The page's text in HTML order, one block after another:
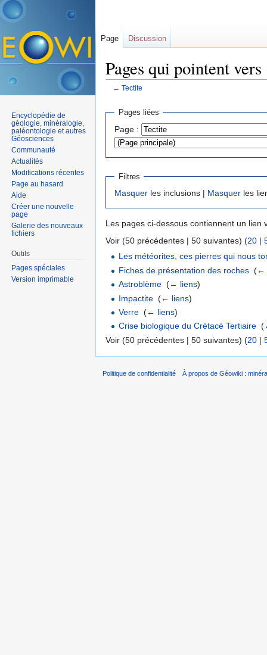
Pages qui pointent
← Tectite
Pages liées
Page :
Filtres
Masquer les inclusions | Masquer les
Les pages ci-dessous contiennent un lien
Voir (50 précédentes | 50 suivantes) (20 |
Les météorites, ces pierres qui nous
Fiches de présentation des roches ‎(←
Astroblème ‎(← liens)
Impactite ‎(← liens)
Verre ‎(← liens)
Crise biologique du Crétacé Tertiaire ‎(
Voir (50 précédentes | 50 suivantes) (20 |
Page Discussion
Encyclopédie de
géologie, minéralogie,
paléontologie et autres
Géosciences
Communauté
Actualités
Modifications récentes
Page au hasard
Aide
Créer une nouvelle
page
Galerie des nouveaux
fichiers
Outils
Pages spéciales
Version imprimable
Politique de confidentialité À propos de Géowiki :